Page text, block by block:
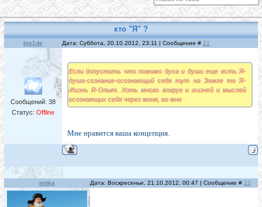
кто "Я" ?
Ins1de Дата: Суббота, 20.10.2012, 23:11 | Сообщение # 21
Сообщений: 38
Статус: Offline
Если допустить что помимо духа и души еще есть Я-
душа-сознание-осознающий себя тут на Земле то Я-
Жизнь Я-Опыт. Хоть много вокруг и жизней и мыслей
осознающих себя через меня, во мне
Мне нравится ваша концепция.
mitka Дата: Воскресенье, 21.10.2012, 00:47 | Сообщение # 22